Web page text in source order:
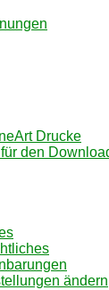
Drucke
den
ändern